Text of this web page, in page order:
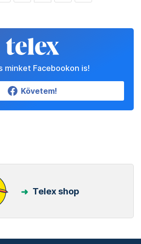
minket Facebookon is!
Követem!
Telex shop